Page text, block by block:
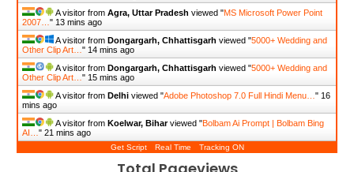
A visitor from Agra, Uttar Pradesh viewed "MS Microsoft Power Point
2007… " 13 mins ago
A visitor from Dongargarh, Chhattisgarh viewed "5000+ Wedding and
Other Clip Art… " 15 mins ago
A visitor from Dongargarh, Chhattisgarh viewed "5000+ Wedding and
Other Clip Art… " 15 mins ago
A visitor from Delhi viewed "Adobe Photoshop 7.0 Full Hindi Menu… " 16
mins ago
A visitor from Koelwar, Biharviewed "Bolbam Ai Prompt | Bolbam Bing
AI… " 21 mins ago
Get Script Real Time Tracking ON